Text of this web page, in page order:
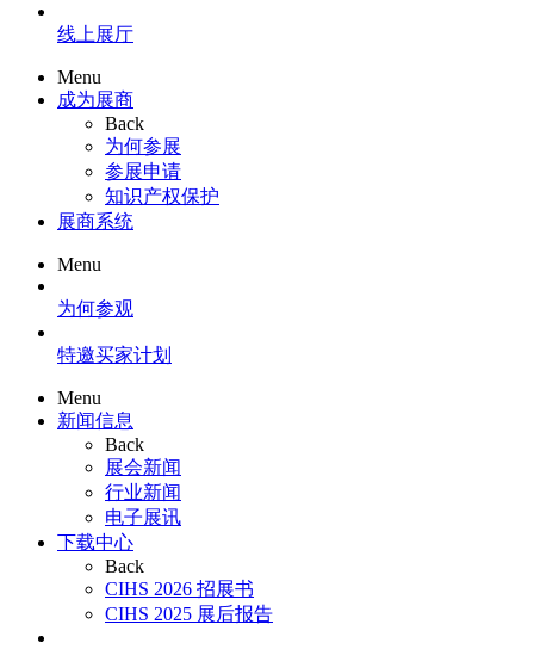
线上展厅
Menu
成为展商
Back
为何参展
参展申请
知识产权保护
展商系统
Menu
为何参观
特邀买家计划
Menu
新闻信息
Back
展会新闻
行业新闻
电子展讯
下载中心
Back
CIHS 2026 招展书
CIHS 2025 展后报告